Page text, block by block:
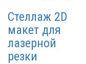
Стеллаж 2D
макет для
лазерной
резки